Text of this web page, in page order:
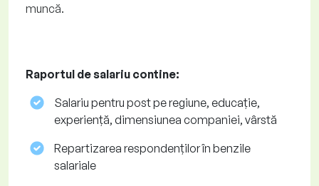
muncă.
Raportul de salariu contine:
Salariu pentru post pe regiune, educație,
experiență, dimensiunea companiei, vârstă
Repartizarea respondenților în benzile
salariale